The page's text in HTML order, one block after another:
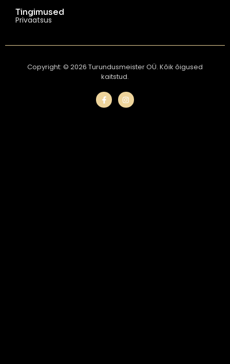
Tingimused
Privaatsus
Copyright: © 2026 Turundusmeister OÜ. Kõik õigused
kaitstud.